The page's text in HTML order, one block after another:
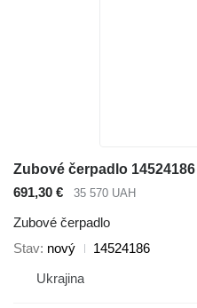
Zubové čerpadlo
691,30 €
35 570 UAH
Zubové čerpadlo
Stav nový
14524186
Ukrajina